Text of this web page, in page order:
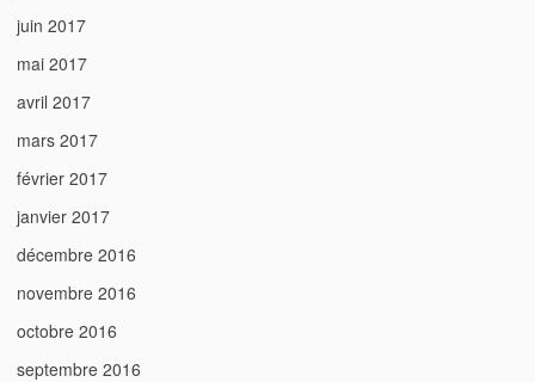
juin 2017
mai 2017
avril 2017
mars 2017
février 2017
janvier 2017
décembre 2016
novembre 2016
octobre 2016
septembre 2016